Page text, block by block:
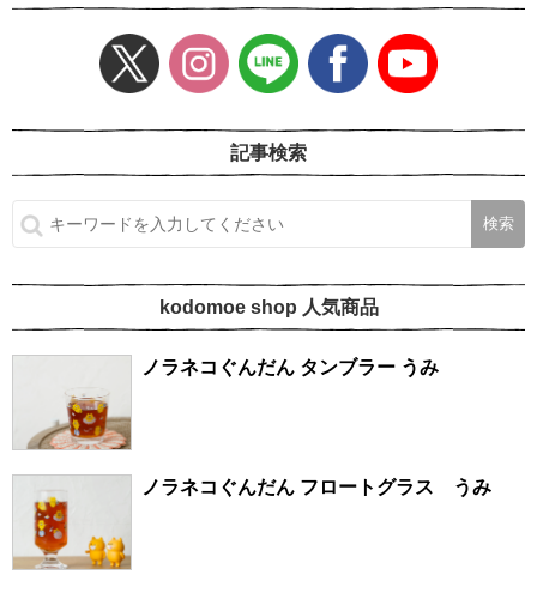
記事検索
kodomoe shop 人気商品
ノラネコぐんだん タンブラー うみ
ノラネコぐんだん フロートグラス うみ